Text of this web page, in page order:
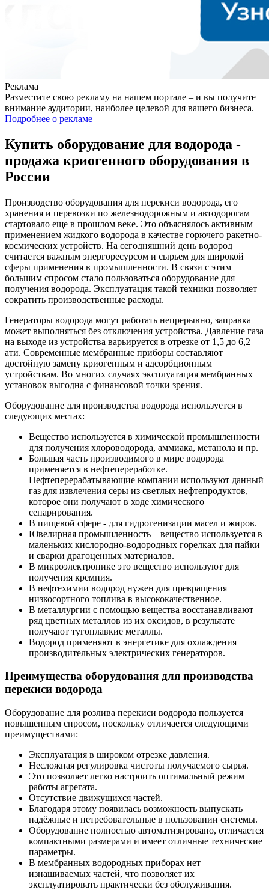
Реклама
Разместите свою рекламу на нашем портале – и вы получите
внимание аудитории, наиболее целевой для вашего бизнеса.
Подробнее о рекламе
Купить оборудование для водорода -
продажа криогенного оборудования в
России
Производство оборудования для перекиси водорода, его
хранения и перевозки по железнодорожным и автодорогам
стартовало еще в прошлом веке. Это объяснялось активным
применением жидкого водорода в качестве горючего ракетно-
космических устройств. На сегодняшний день водород
считается важным энергоресурсом и сырьем для широкой
сферы применения в промышленности. В связи с этим
большим спросом стало пользоваться оборудование для
получения водорода. Эксплуатация такой техники позволяет
сократить производственные расходы.
Генераторы водорода могут работать непрерывно, заправка
может выполняться без отключения устройства. Давление газа
на выходе из устройства варьируется в отрезке от 1,5 до 6,2
ати. Современные мембранные приборы составляют
достойную замену криогенным и адсорбционным
устройствам. Во многих случаях эксплуатация мембранных
установок выгодна с финансовой точки зрения.
Оборудование для производства водорода используется в
следующих местах:
Вещество используется в химической промышленности
для получения хлороводорода, аммиака, метанола и пр.
Большая часть производимого в мире водорода
применяется в нефтепереработке.
Нефтеперерабатывающие компании используют данный
газ для извлечения серы из светлых нефтепродуктов,
которое они получают в ходе химического
сепарирования.
В пищевой сфере - для гидрогенизации масел и жиров.
Ювелирная промышленность – вещество используется в
маленьких кислородно-водородных горелках для пайки
и сварки драгоценных материалов.
В микроэлектронике это вещество используют для
получения кремния.
В нефтехимии водород нужен для превращения
низкосортного топлива в высококачественное.
В металлургии с помощью вещества восстанавливают
ряд цветных металлов из их оксидов, в результате
получают тугоплавкие металлы.
Водород применяют в энергетике для охлаждения
производительных электрических генераторов.
Преимущества оборудования для производства
перекиси водорода
Оборудование для розлива перекиси водорода пользуется
повышенным спросом, поскольку отличается следующими
преимуществами:
Эксплуатация в широком отрезке давления.
Несложная регулировка чистоты получаемого сырья.
Это позволяет легко настроить оптимальный режим
работы агрегата.
Отсутствие движущихся частей.
Благодаря этому появилась возможность выпускать
надёжные и нетребовательные в пользовании системы.
Оборудование полностью автоматизировано, отличается
компактными размерами и имеет отличные технические
параметры.
В мембранных водородных приборах нет
изнашиваемых частей, что позволяет их
эксплуатировать практически без обслуживания.